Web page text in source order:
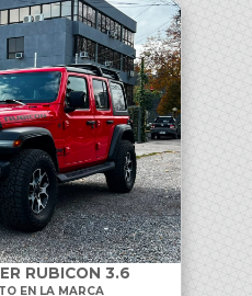
RUBICON 3.6
EN LA MARCA